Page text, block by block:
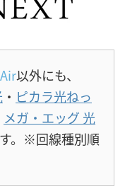
Air以外にも、
・ ピカラ光ねっ
メガ・エッグ 光
。※回線種別順